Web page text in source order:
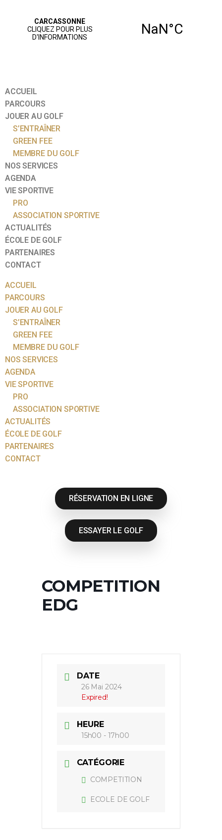
ACCUEIL
PARCOURS
JOUER AU GOLF
S’ENTRAÎNER
GREEN FEE
MEMBRE DU GOLF
NOS SERVICES
AGENDA
VIE SPORTIVE
PRO
ASSOCIATION SPORTIVE
ACTUALITÉS
ÉCOLE DE GOLF
PARTENAIRES
CONTACT
ACCUEIL
PARCOURS
JOUER AU GOLF
S’ENTRAÎNER
GREEN FEE
MEMBRE DU GOLF
NOS SERVICES
AGENDA
VIE SPORTIVE
PRO
ASSOCIATION SPORTIVE
ACTUALITÉS
ÉCOLE DE GOLF
PARTENAIRES
CONTACT
RÉSERVATION EN LIGNE
ESSAYER LE GOLF
COMPETITION
EDG
DATE
26 Mai 2024
Expired!
HEURE
15h00 - 17h00
CATÉGORIE
COMPETITION
ECOLE DE GOLF